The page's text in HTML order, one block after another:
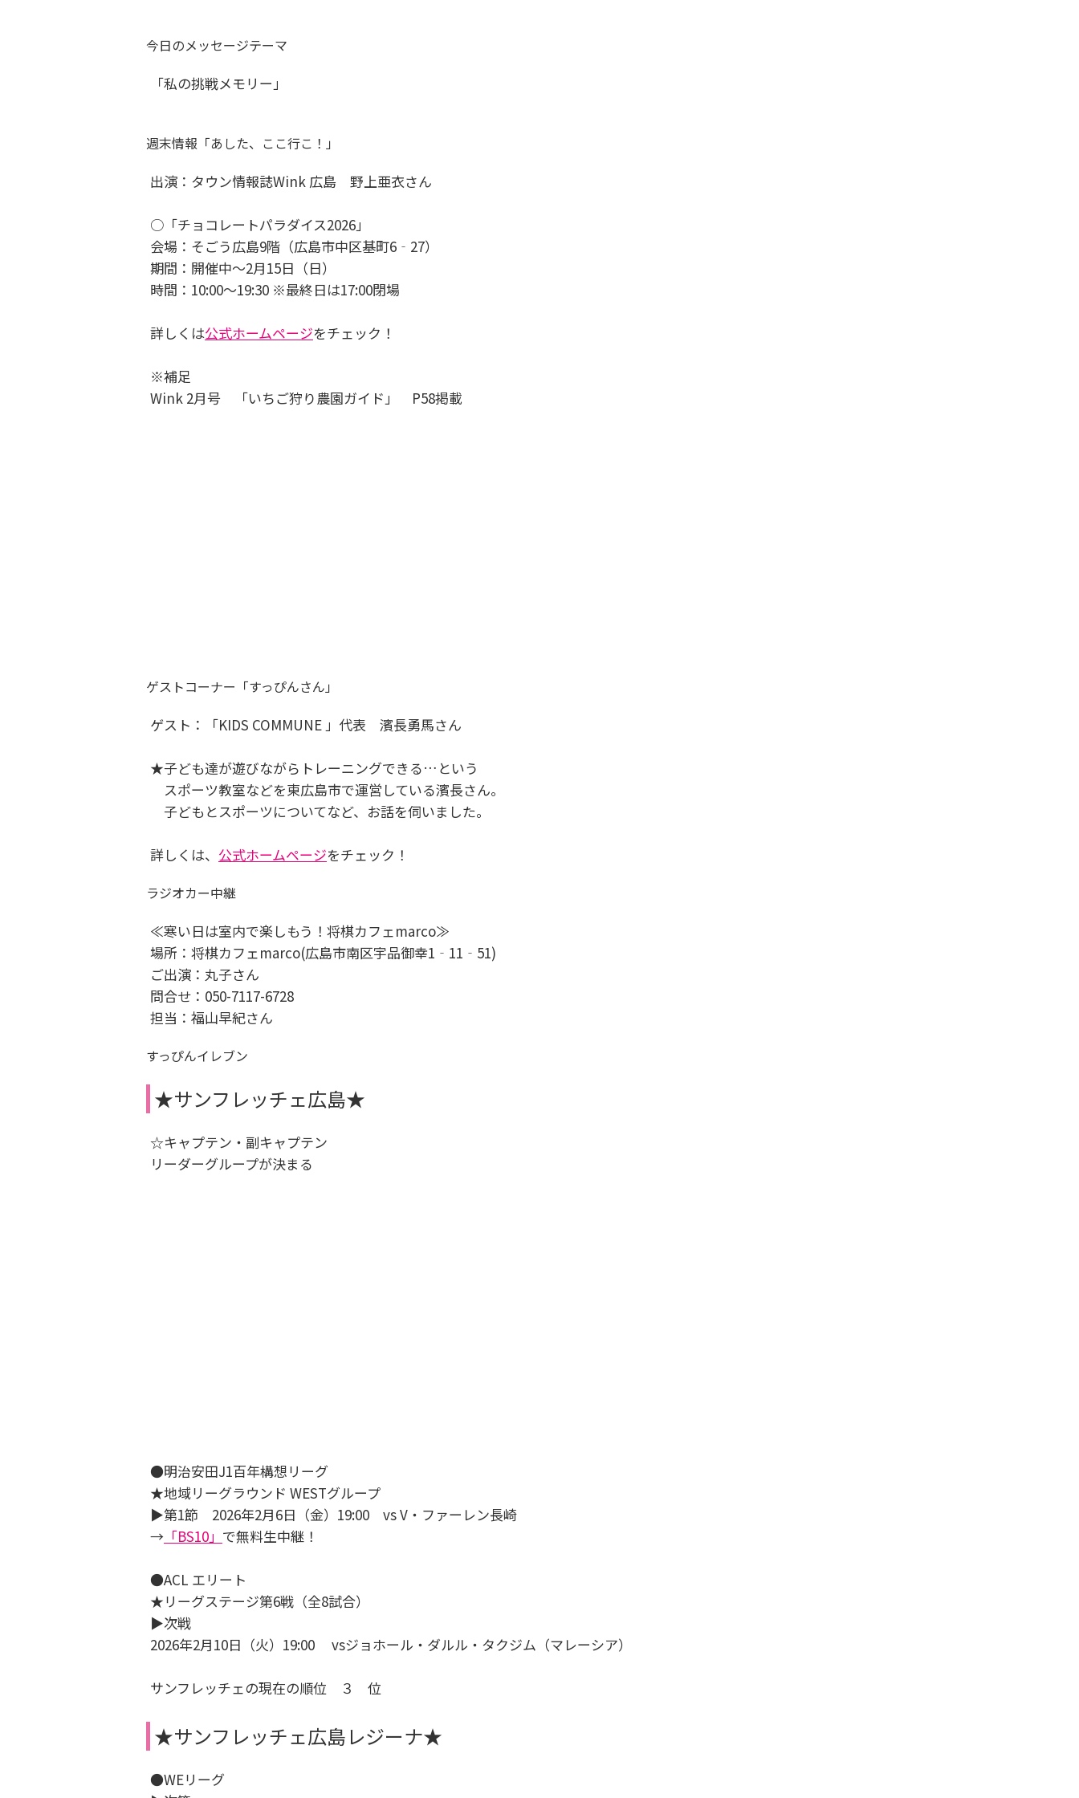
今日のメッセージテーマ
「私の挑戦メモリー」
週末情報「あした、ここ行こ！」
出演：タウン情報誌Wink 広島 野上亜衣さん
○「チョコレートパラダイス2026」
会場：そごう広島9階（広島市中区基町6‐27）
期間：開催中～2月15日（日）
時間：10:00～19:30 ※最終日は17:00閉場
詳しくは公式ホームページをチェック！
※補足
Wink 2月号 「いちご狩り農園ガイド」 P58掲載
ゲストコーナー「すっぴんさん」
ゲスト：「KIDS COMMUNE 」代表 濱長勇馬さん
★子ども達が遊びながらトレーニングできる…という
スポーツ教室などを東広島市で運営している濱長さん。
子どもとスポーツについてなど、お話を伺いました。
詳しくは、 公式ホームページをチェック！
ラジオカー中継
≪寒い日は室内で楽しもう！将棋カフェmarco≫
場所：将棋カフェmarco(広島市南区宇品御幸1‐11‐51)
ご出演：丸子さん
問合せ：050-7117-6728
担当：福山早紀さん
すっぴんイレブン
★サンフレッチェ広島★
☆キャプテン・副キャプテン
リーダーグループが決まる
●明治安田J1百年構想リーグ
★地域リーグラウンド WESTグループ
▶第1節 2026年2月6日（金）19:00 vs V・ファーレン長崎
→ 「BS10」 で無料生中継！
●ACL エリート
★リーグステージ第6戦（全8試合）
▶次戦
2026年2月10日（火）19:00 vsジョホール・ダルル・タクジム（マレーシア）
サンフレッチェの現在の順位 ３ 位
★サンフレッチェ広島レジーナ★
●WEリーグ